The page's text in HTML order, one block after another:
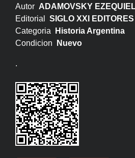
Autor ADAMOVSKY
Editorial SIGLO XXI
Categoria
Historia Argentina
Condicion
Nuevo
.